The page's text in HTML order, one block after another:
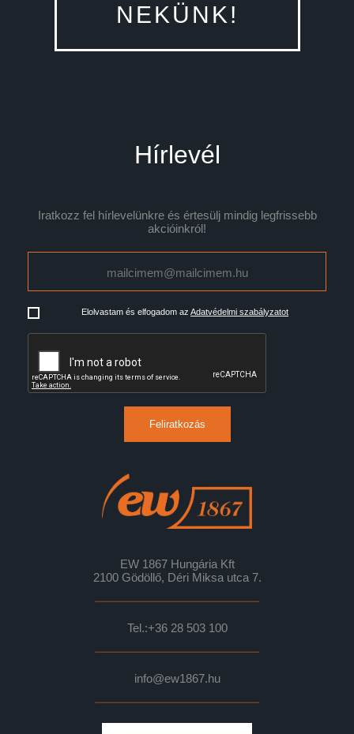
NEKÜNK!
Hírlevél
Iratkozz fel hírlevelünkre és értesülj mindig legfrissebb
akcióinkról!
Elolvastam és elfogadom az Adatvédelmi szabályzatot
Feliratkozás
EW 1867 Hungária Kft
2100 Gödöllő, Déri Miksa utca 7.
Tel.:+36 28 503 100
info@ew1867.hu